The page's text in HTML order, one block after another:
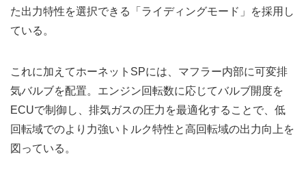
た出力特性を選択できる「ライディングモード」を採用し
ている。
これに加えてホーネットSPには、マフラー内部に可変排
気バルブを配置。エンジン回転数に応じてバルブ開度を
ECUで制御し、排気ガスの圧力を最適化することで、低
回転域でのより力強いトルク特性と高回転域の出力向上を
図っている。